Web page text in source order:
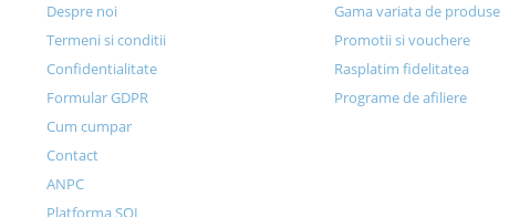
Despre noi
Termeni si conditii
Confidentialitate
Formular GDPR
Cum cumpar
Contact
ANPC
Platforma SOL
Gama variata de produse
Promotii si vouchere
Rasplatim fidelitatea
Programe de afiliere